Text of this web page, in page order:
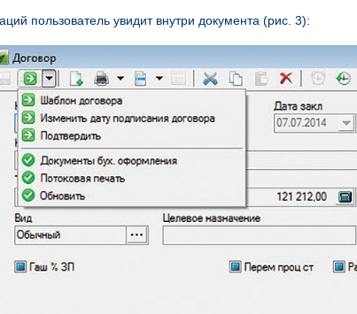
пользователь увидит внутри документа (рис. 3):